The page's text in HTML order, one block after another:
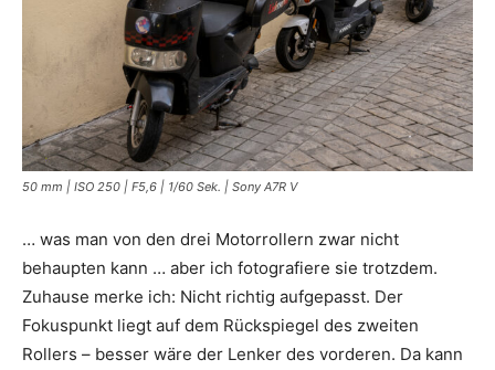
50 mm | ISO 250 | F5,6 | 1/60 Sek. | Sony A7R V
… was man von den drei Motorrollern zwar nicht
behaupten kann … aber ich fotografiere sie trotzdem.
Zuhause merke ich: Nicht richtig aufgepasst. Der
Fokuspunkt liegt auf dem Rückspiegel des zweiten
Rollers – besser wäre der Lenker des vorderen. Da kann